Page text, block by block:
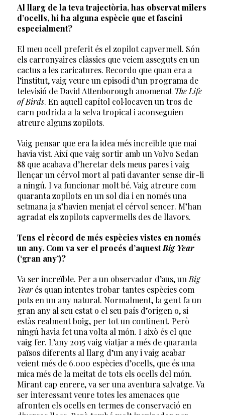
Al llarg de la teva trajectòria, has observat milers
d’ocells, hi ha alguna espècie que et fascini
especialment?
El meu ocell preferit és el zopilot capvermell. Són
els carronyaires clàssics que veiem asseguts en un
cactus a les caricatures. Recordo que quan era a
l’institut, vaig veure un episodi d’un programa de
televisió de David Attenborough anomenatThe Life
of Birds. En aquell capítol col·locaven un tros de
carn podrida a la selva tropical i aconseguien
atreure alguns zopilots.
Vaig pensar que era la idea més increïble que mai
havia vist. Així que vaig sortir amb un Volvo Sedan
88 que acabava d’heretar dels meus pares i vaig
llençar un cérvol mort al pati davanter sense dir-li
a ningú. I va funcionar molt bé. Vaig atreure com
quaranta zopilots en un sol dia i en només una
setmana ja s’havien menjat el cérvol sencer. M’han
agradat els zopilots capvermells des de llavors.
Tens el rècord de més espècies vistes en només
un any. Com va ser el procés d’aquestBig Year
(‘gran any’)?
Va ser increïble. Per a un observador d’aus, un Big
Yearés quan intentes trobar tantes espècies com
pots en un any natural. Normalment, la gent fa un
gran any al seu estat o el seu país d’origen o, si
estàs realment boig, per tot un continent. Però
ningú havia fet una volta al món. I això és el que
vaig fer. L’any 2015 vaig viatjar a més de quaranta
països diferents al llarg d’un any i vaig acabar
veient més de 6.000 espècies d’ocells, que és una
mica més de la meitat de tots els ocells del món.
Mirant cap enrere, va ser una aventura salvatge. Va
ser interessant veure totes les amenaces que
afronten els ocells en termes de conservació en